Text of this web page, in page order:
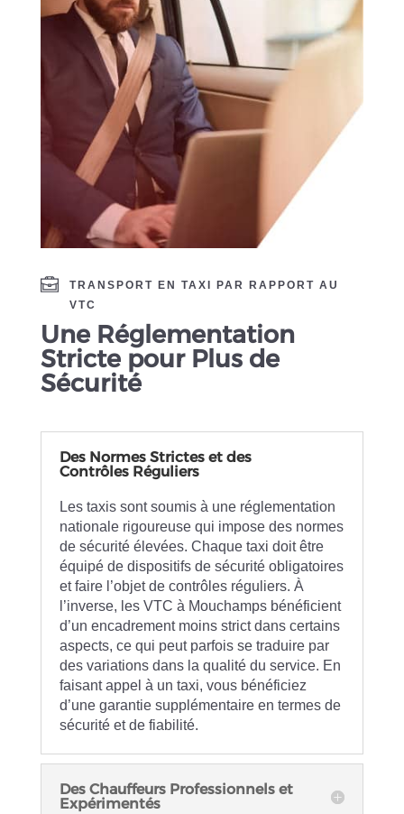
TRANSPORT EN TAXI PAR RAPPORT AU
VTC
Une Réglementation
Stricte pour Plus de
Sécurité
Des Normes Strictes et des
Contrôles Réguliers
Les taxis sont soumis à une réglementation
nationale rigoureuse qui impose des normes
de sécurité élevées. Chaque taxi doit être
équipé de dispositifs de sécurité obligatoires
et faire l’objet de contrôles réguliers. À
l’inverse, les VTC à Mouchamps bénéficient
d’un encadrement moins strict dans certains
aspects, ce qui peut parfois se traduire par
des variations dans la qualité du service. En
faisant appel à un taxi, vous bénéficiez
d’une garantie supplémentaire en termes de
sécurité et de fiabilité.
Des Chauffeurs Professionnels et
Expérimentés